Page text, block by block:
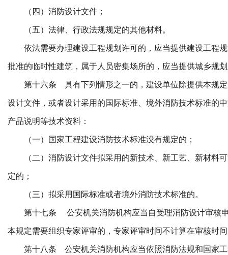
（四）消防设计文件；
（五）法律、行政法规规定的其他材料。
依法需要办理建设工程规划许可的，应当提供建设工程规
批准的临时性建筑，属于人员密集场所的，应当提供城乡规
第十六条 具有下列情形之一的，建设单位除提供本规定
设计文件，或者设计采用的国际标准、境外消防技术标准的
产品说明等技术资料：
（一）国家工程建设消防技术标准没有规定的；
（二）消防设计文件拟采用的新技术、新工艺、新材料可
定的；
（三）拟采用国际标准或者境外消防技术标准的。
第十七条 公安机关消防机构应当自受理消防设计审核申
本规定需要组织专家评审的，专家评审时间不计算在审核时
第十八条 公安机关消防机构应当依照消防法规和国家工